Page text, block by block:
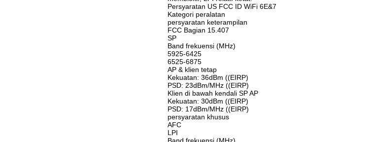
Persyaratan US FCC ID WiFi 6E&7
Kategori peralatan
persyaratan keterampilan
FCC Bagian 15.407
SP
Band frekuensi (MHz)
5925-6425
6525-6875
AP & klien tetap
Kekuatan: 36dBm ((EIRP)
PSD: 23dBm/MHz ((EIRP)
Klien di bawah kendali SP AP
Kekuatan: 30dBm ((EIRP)
PSD: 17dBm/MHz ((EIRP)
persyaratan khusus
AFC
LPI